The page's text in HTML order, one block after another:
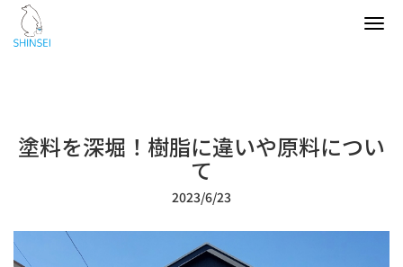
塗料を深堀！樹脂に違いや原料につい
て
2023/6/23